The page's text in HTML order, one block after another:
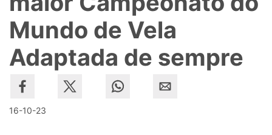
Mundo de Vela
Adaptada de sempre
16-10-23